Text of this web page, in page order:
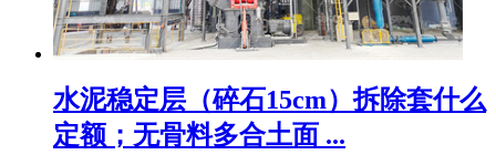
水泥稳定层（碎石15cm）拆除套什么
定额；无骨料多合土面 ...